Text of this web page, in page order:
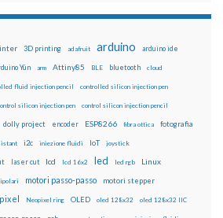
3D printing adafruit arduino arduino ide
Yún arm Attiny85 BLE bluetooth cloud
fluid injection pencil controlled silicon injection pen
silicon injection pen control silicon injection pencil
dolly project encoder ESP8266 fibra ottica fotografia
i2c iniezione fluidi IoT joystick
laser cut lcd lcd 16x2 led led rgb Linux
motori passo-passo motori stepper
Neopixel ring OLED oled 128x32 oled 128x32 IIC